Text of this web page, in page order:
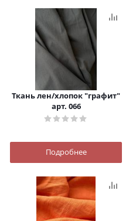
Ткань лен/хлопок "графит"
арт. 066
Подробнее